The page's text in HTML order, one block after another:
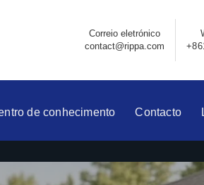
Correio eletrónico
contact@rippa.com
de conhecimento Contacto